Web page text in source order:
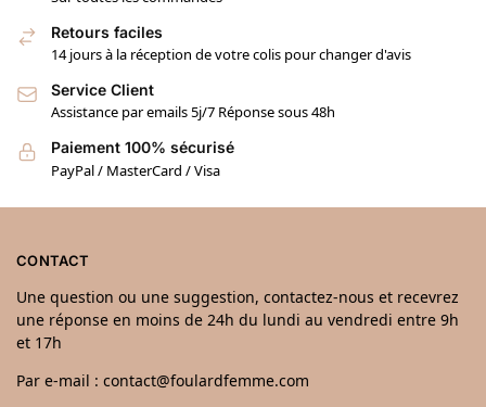
Retours faciles
14 jours à la réception de votre colis pour changer d'avis
Service Client
Assistance par emails 5j/7 Réponse sous 48h
Paiement 100% sécurisé
PayPal / MasterCard / Visa
CONTACT
Une question ou une suggestion, contactez-nous et recevrez
une réponse en moins de 24h du lundi au vendredi entre 9h
et 17h
Par e-mail : contact@foulardfemme.com